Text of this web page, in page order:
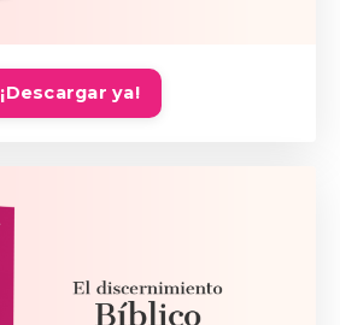
¡Descargar ya!